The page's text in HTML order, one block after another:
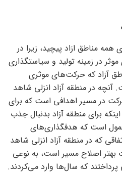
همه مناطق ازاد پیچید، زیرا در
در زمینه تولید و سیاستگذاری
آزاد که حرکت‌های موثری
آنچه در منطقه آزاد انزلی شاهد
در مسیر اهدافی است که برای
برای منطقه آزاد بدنبال جذب
است که هدفگذاری‌های
که در منطقه آزاد انزلی شاهد
بهتر اصلاح مسیر است، به نوعی
پرداختند که سال‌ها وارد می‌کردند.